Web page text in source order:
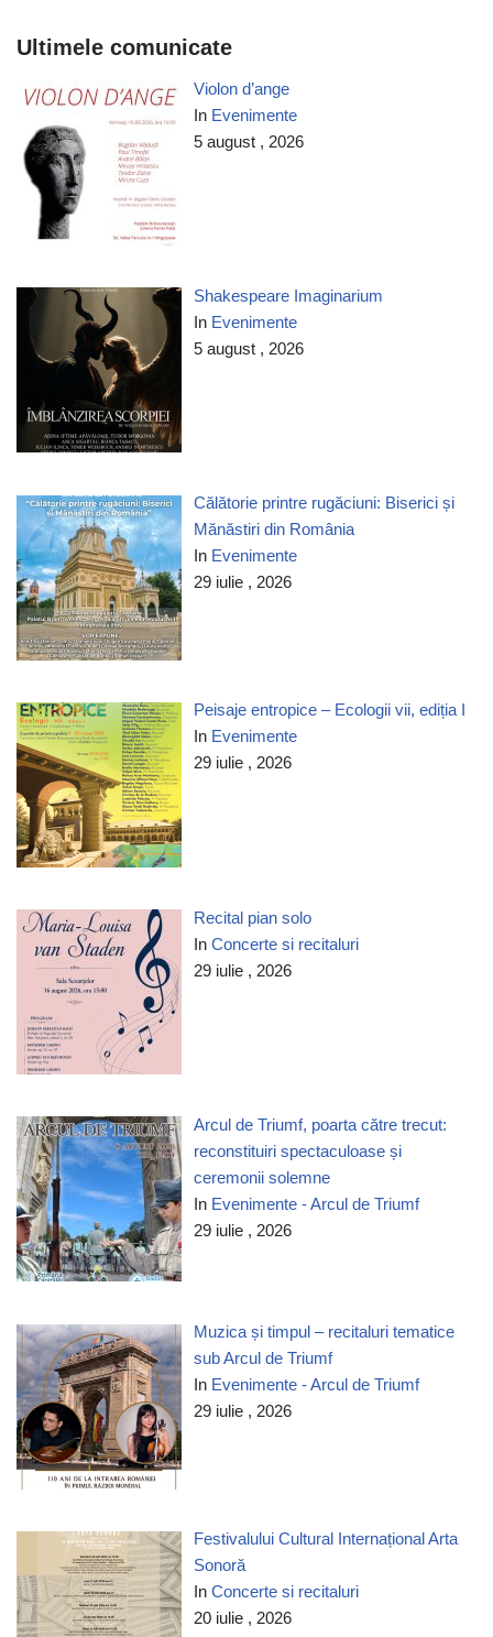
Ultimele comunicate
Violon d’ange
In Evenimente
5 august , 2026
Shakespeare Imaginarium
In Evenimente
5 august , 2026
Călătorie printre rugăciuni: Biserici și
Mănăstiri din România
In Evenimente
29 iulie , 2026
Peisaje entropice – Ecologii vii, ediția I
In Evenimente
29 iulie , 2026
Recital pian solo
InConcerte si recitaluri
29 iulie , 2026
Arcul de Triumf, poarta către trecut:
reconstituiri spectaculoase și
ceremonii solemne
In Evenimente - Arcul de Triumf
29 iulie , 2026
Muzica și timpul – recitaluri tematice
sub Arcul de Triumf
In Evenimente - Arcul de Triumf
29 iulie , 2026
Festivalului Cultural Internațional Arta
Sonoră
InConcerte si recitaluri
20 iulie , 2026